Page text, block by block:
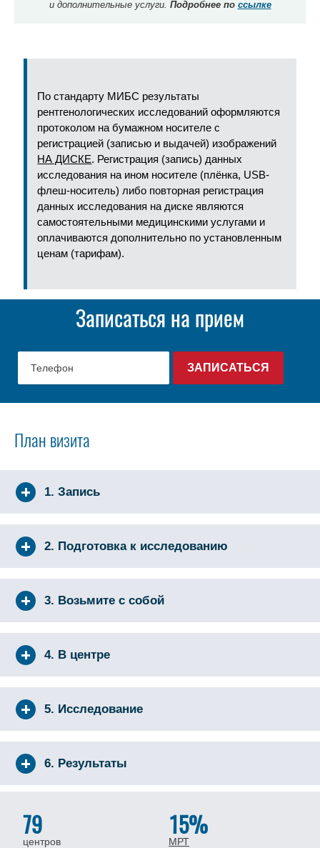
и дополнительные услуги. Подробнее по ссылке
По стандарту МИБС результаты
рентгенологических исследований оформляются
протоколом на бумажном носителе с
регистрацией (записью и выдачей) изображений
НА ДИСКЕ. Регистрация (запись) данных
исследования на ином носителе (плёнка, USB-
флеш-носитель) либо повторная регистрация
данных исследования на диске являются
самостоятельными медицинскими услугами и
оплачиваются дополнительно по установленным
ценам (тарифам).
Записаться на прием
План визита
1. Запись
2. Подготовка к исследованию
3. Возьмите с собой
4. В центре
5. Исследование
6. Результаты
79
центров
15%
МРТ